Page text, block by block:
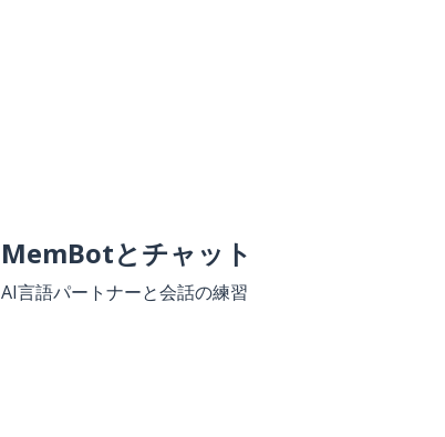
MemBotとチャット
AI言語パートナーと会話の練習